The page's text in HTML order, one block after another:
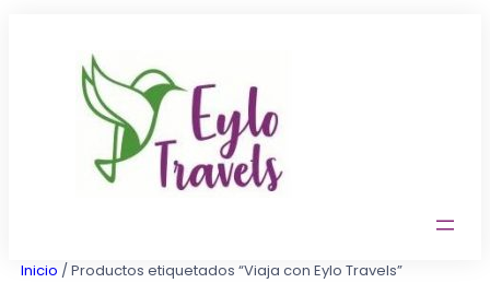
Inicio / Productos etiquetados “Viaja con Eylo Travels”